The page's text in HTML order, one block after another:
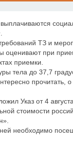
ТЗ и
оценивают при
приемки.
тела до 37,7
прочитать,
Указ от 4
стоимости
необходимо